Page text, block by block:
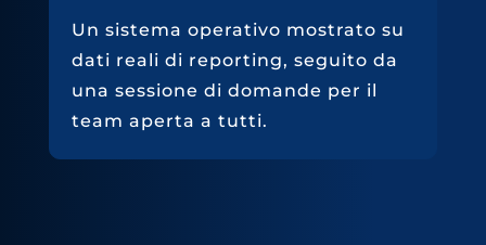
Un sistema operativo mostrato su
dati reali di reporting, seguito da
una sessione di domande per il
team aperta a tutti.